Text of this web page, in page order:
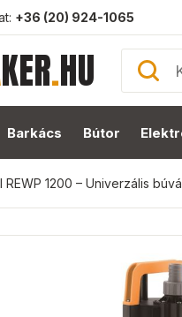
+36 (20) 924-1065
KER.HU
Barkács Bútor
REWP 1200 – Univerzális